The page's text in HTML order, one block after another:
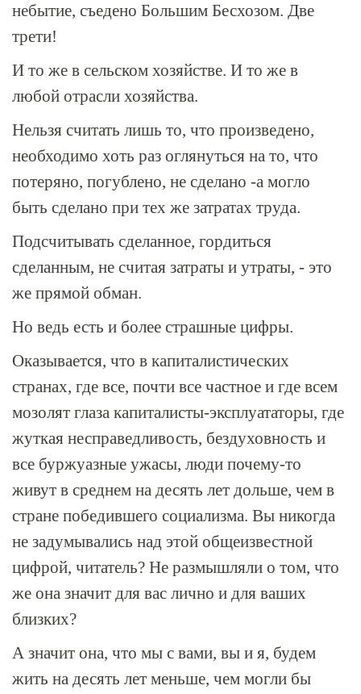
небытие, съедено Большим Бесхозом. Две
трети!
И то же в сельском хозяйстве. И то же в
любой отрасли хозяйства.
Нельзя считать лишь то, что произведено,
необходимо хоть раз оглянуться на то, что
потеряно, погублено, не сделано -а могло
быть сделано при тех же затратах труда.
Подсчитывать сделанное, гордиться
сделанным, не считая затраты и утраты, - это
же прямой обман.
Но ведь есть и более страшные цифры.
Оказывается, что в капиталистических
странах, где все, почти все частное и где всем
мозолят глаза капиталисты-эксплуататоры, где
жуткая несправедливость, бездуховность и
все буржуазные ужасы, люди почему-то
живут в среднем на десять лет дольше, чем в
стране победившего социализма. Вы никогда
не задумывались над этой общеизвестной
цифрой, читатель? Не размышляли о том, что
же она значит для вас лично и для ваших
близких?
А значит она, что мы с вами, вы и я, будем
жить на десять лет меньше, чем могли бы